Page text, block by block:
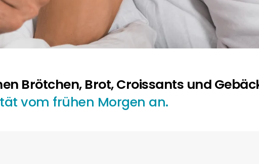
Brötchen, Brot, Croissants und
vom frühen Morgen an.